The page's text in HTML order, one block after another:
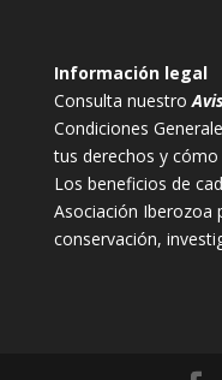
Información legal
Consulta nuestro
Condiciones
tus derechos y
Los beneficios de
Asociación Iberozoa
conservación,